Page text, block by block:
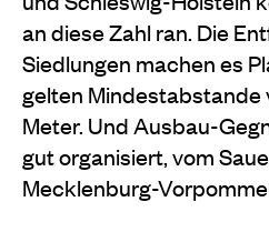
an diese Zahl ran. Die
Siedlungen machen es
gelten Mindestabstande
Meter. Und Ausbau-
gut organisiert, vom
Mecklenburg-